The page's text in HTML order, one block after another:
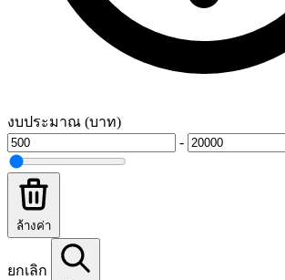
งบประมาณ (บาท)
-
ล้างค่า
ยกเลิก